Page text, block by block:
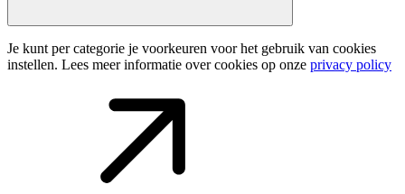
Je kunt per categorie je voorkeuren voor het gebruik van cookies
instellen. Lees meer informatie over cookies op onze privacy policy